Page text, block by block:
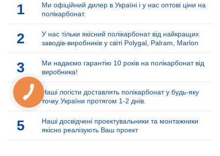
1
Ми офіційний дилер в Україні і у нас оптові ціни на
полікарбонат.
2
У нас тільки якісний полікарбонат від найкращих
заводів-виробників у світі Polygal, Palram, Marlon
3
Ми надаємо гарантію 10 років на полікарбонат від
виробника!
4
Наші логісти доставлять полікарбонат у будь-яку
точку України протягом 1-2 днів.
5
Наші досвідчені проектувальники та монтажники
якісно реалізують Ваш проект
КНОПКА
ЗВ'ЯЗКУ